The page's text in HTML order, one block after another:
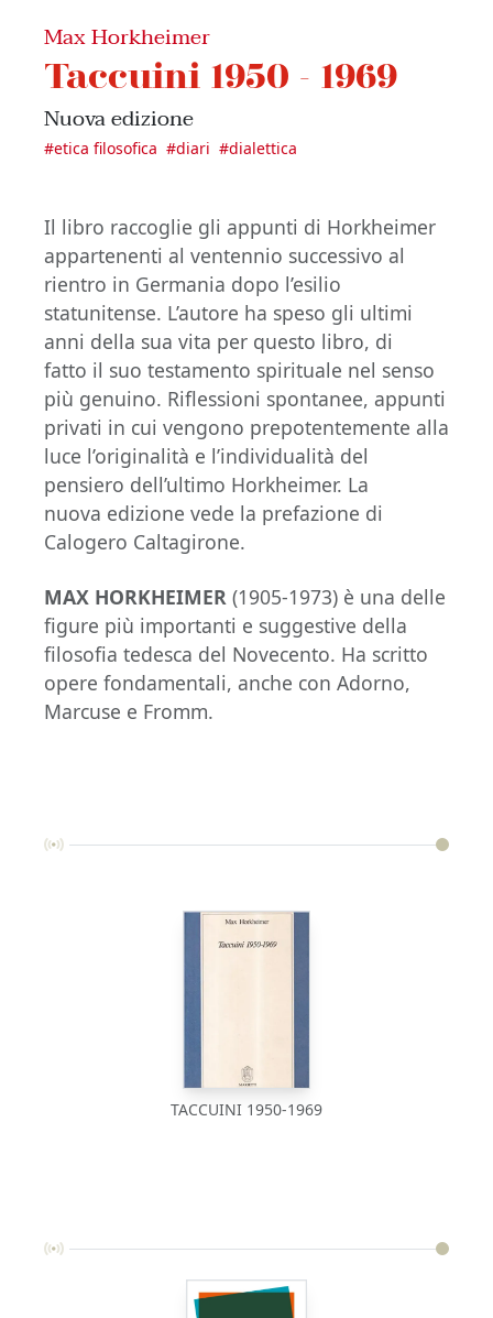
Max Horkheimer
Taccuini 1950 - 1969
Nuova edizione
#etica filosofica #diari #dialettica
Il libro raccoglie gli appunti di Horkheimer
appartenenti al ventennio successivo al
rientro in Germania dopo l’esilio
statunitense. L’autore ha speso gli ultimi
anni della sua vita per questo libro, di
fatto il suo testamento spirituale nel senso
più genuino. Riflessioni spontanee, appunti
privati in cui vengono prepotentemente alla
luce l’originalità e l’individualità del
pensiero dell’ultimo Horkheimer. La
nuova edizione vede la prefazione di
Calogero Caltagirone.
MAX HORKHEIMER (1905-1973) è una delle
figure più importanti e suggestive della
filosofia tedesca del Novecento. Ha scritto
opere fondamentali, anche con Adorno,
Marcuse e Fromm.
TACCUINI 1950-1969